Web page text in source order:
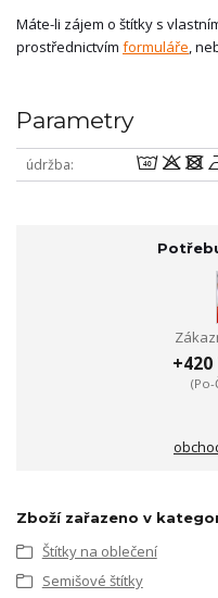
Máte-li zájem o štítky s
prostřednictvím formuláře,
Parametry
údržba
+420
Zboží zařazeno v
Štítky na oblečení
Semišové štítky